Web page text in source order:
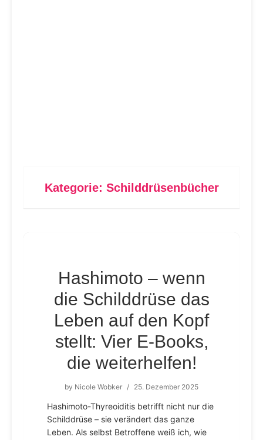
Kategorie: Schilddrüsenbücher
Hashimoto – wenn
die Schilddrüse das
Leben auf den Kopf
stellt: Vier E-Books,
die weiterhelfen!
by Nicole Wobker / 25. Dezember 2025
Hashimoto-Thyreoiditis betrifft nicht nur die
Schilddrüse – sie verändert das ganze
Leben. Als selbst Betroffene weiß ich, wie